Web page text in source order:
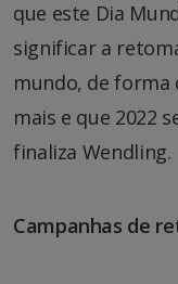
que este Dia
significar a
mundo, de forma
mais e que 2022
finaliza Wendling.
Campanhas de